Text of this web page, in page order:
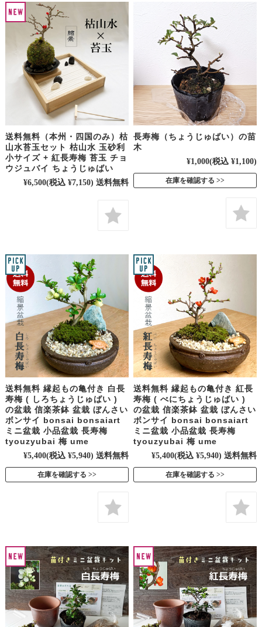
送料無料（本州・四国のみ）枯
山水苔玉セット 枯山水 玉砂利
小サイズ + 紅長寿梅 苔玉 チョ
ウジュバイ ちょうじゅばい
¥6,500(税込 ¥7,150) 送料無料
長寿梅（ちょうじゅばい）の苗
木
¥1,000(税込 ¥1,100)
在庫を確認する
送料無料 縁起もの亀付き 白長
寿梅 ( しろちょうじゅばい )
の盆栽 信楽茶鉢 盆栽 ぼんさい
ボンサイ bonsai bonsaiart
ミニ盆栽 小品盆栽 長寿梅
tyouzyubai 梅 ume
¥5,400(税込 ¥5,940) 送料無料
在庫を確認する
送料無料 縁起もの亀付き 紅長
寿梅 ( べにちょうじゅばい )
の盆栽 信楽茶鉢 盆栽 ぼんさい
ボンサイ bonsai bonsaiart
ミニ盆栽 小品盆栽 長寿梅
tyouzyubai 梅 ume
¥5,400(税込 ¥5,940) 送料無料
在庫を確認する